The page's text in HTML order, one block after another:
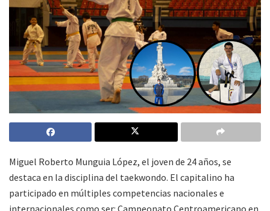
Miguel Roberto Munguia López, el joven de 24 años, se
destaca en la disciplina del taekwondo. El capitalino ha
participado en múltiples competencias nacionales e
internacionales como ser: Campeonato Centroamericano en